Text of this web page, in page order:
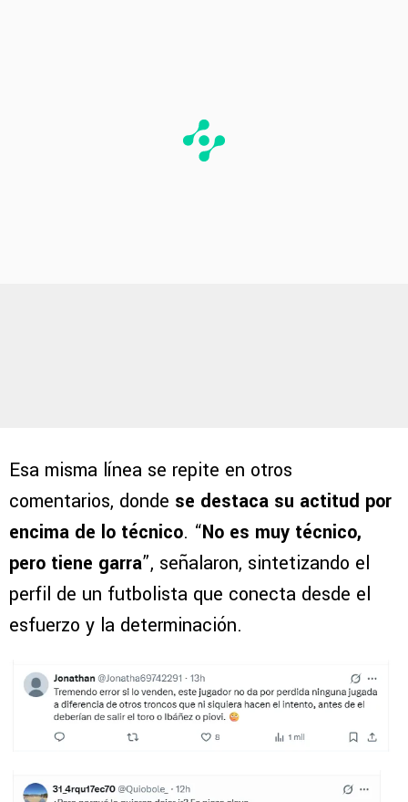
Esa misma línea se repite en otros
comentarios, donde se destaca su actitud por
encima de lo técnico. “No es muy técnico,
pero tiene garra”, señalaron, sintetizando el
perfil de un futbolista que conecta desde el
esfuerzo y la determinación.